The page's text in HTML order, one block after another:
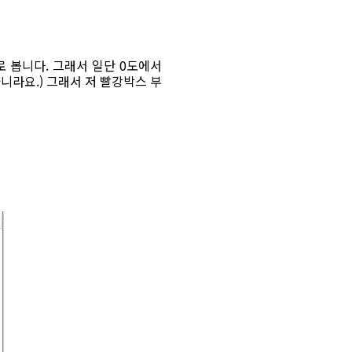
봅니다. 그래서 일단 0도에서
라요.) 그래서 저 빨강박스 부